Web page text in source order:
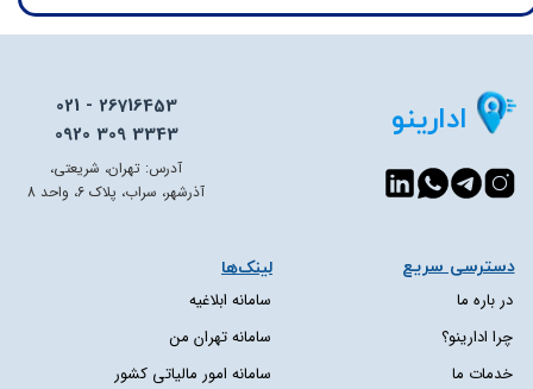
ادارینو
021 - 26716453
0920 309 3343
در باره ما
چرا ادارینو؟
خدمات ما
دسترسی سریع​​​​​​​ لینک‌ها
سامانه ابلاغیه
سامانه تهران من
سامانه امور مالیاتی کشور
آدرس: تهران، شریعتی،
آذرشهر، سراب، پلاک 6، واحد 8